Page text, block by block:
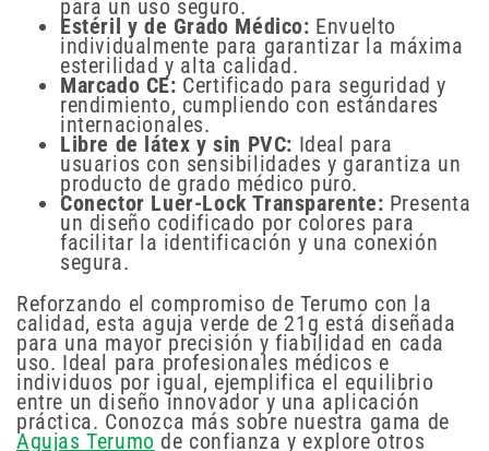
para un uso seguro.
Estéril y de Grado Médico: Envuelto
individualmente para garantizar la máxima
esterilidad y alta calidad.
Marcado CE: Certificado para seguridad y
rendimiento, cumpliendo con estándares
internacionales.
Libre de látex y sin PVC: Ideal para
usuarios con sensibilidades y garantiza un
producto de grado médico puro.
Conector Luer-Lock Transparente: Presenta
un diseño codificado por colores para
facilitar la identificación y una conexión
segura.
Reforzando el compromiso de Terumo con la
calidad, esta aguja verde de 21g está diseñada
para una mayor precisión y fiabilidad en cada
uso. Ideal para profesionales médicos e
individuos por igual, ejemplifica el equilibrio
entre un diseño innovador y una aplicación
práctica. Conozca más sobre nuestra gama de
Agujas Terumo de confianza y explore otros